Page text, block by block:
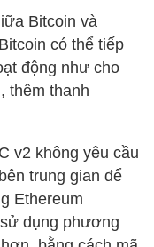
Bitcoin và
có thể tiếp
động như cho
thêm thanh
v2 không yêu cầu
trung gian để
Ethereum
dụng phương